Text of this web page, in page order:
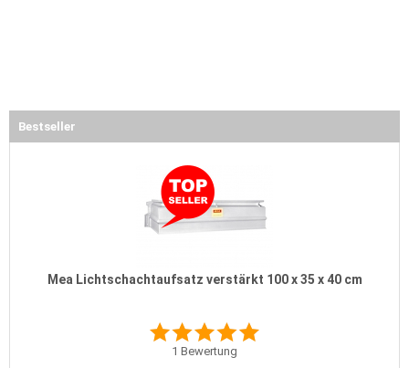
Bestseller
Mea Lichtschachtaufsatz verstärkt 100 x 35 x 40 cm
1 Bewertung